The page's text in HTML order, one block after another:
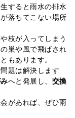
すると雨水の排水
落ちてこない場所
枝が入ってしまう
巣や風で飛ばされ
もあります。
題は解決します
へと発展し、 交換
があれば、ぜひ雨